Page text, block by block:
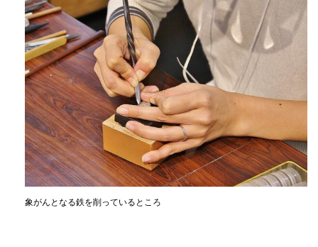
象がんとなる鉄を削っているところ